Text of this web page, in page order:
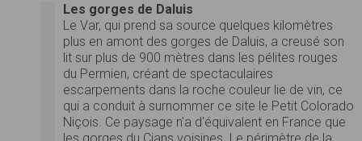
Les gorges de Daluis
Le Var, qui prend sa source quelques kilomètres
plus en amont des gorges de Daluis, a creusé son
lit sur plus de 900 mètres dans les pélites rouges
du Permien, créant de spectaculaires
escarpements dans la roche couleur lie de vin, ce
qui a conduit à surnommer ce site le Petit Colorado
Niçois. Ce paysage n'a d'équivalent en France que
les gorges du Cians voisines. Le périmètre de la